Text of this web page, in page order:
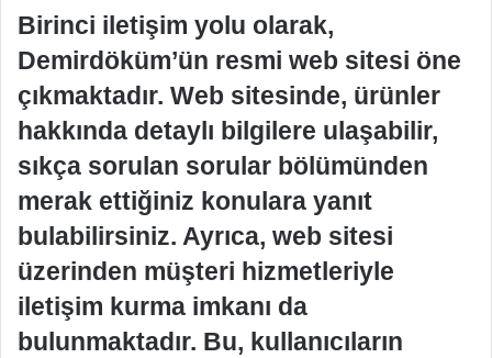
Birinci iletişim yolu olarak,
Demirdöküm’ün resmi web sitesi öne
çıkmaktadır. Web sitesinde, ürünler
hakkında detaylı bilgilere ulaşabilir,
sıkça sorulan sorular bölümünden
merak ettiğiniz konulara yanıt
bulabilirsiniz. Ayrıca, web sitesi
üzerinden müşteri hizmetleriyle
iletişim kurma imkanı da
bulunmaktadır. Bu, kullanıcıların